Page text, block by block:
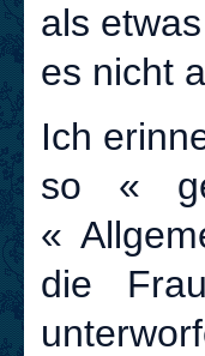
als
es nicht
Ich
so «
«
die